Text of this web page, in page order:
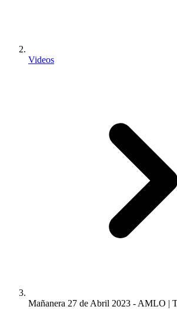
Videos
Mañanera 27 de Abril 2023 - AMLO |